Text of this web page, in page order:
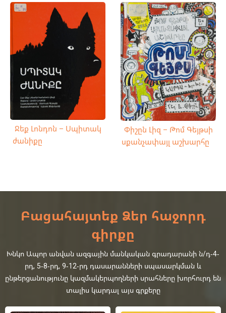
Ջեք Լոնդոն – Սպիտակ
ժանիքը
Փիշըն Լիզ – Թոմ Գեյթսի
սքանչափայլ աշխարհը
Բացահայտեք Ձեր հաջորդ
գիրքը
Խնկո Ապոր անվան ազգային մանկական գրադարանի ն/դ-4-
րդ, 5-8-րդ, 9-12-րդ դասարանների սպասարկման և
ընթերցանությունը կազմակերպողների սրահները խորհուրդ են
տալիս կարդալ այս գրքերը